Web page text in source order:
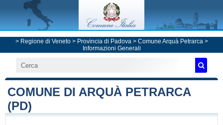
> Regione di Veneto> Provincia di Padova> Comune Arquà Petrarca>
Informazioni Generali
COMUNE DI ARQUÀ PETRARCA
(PD)